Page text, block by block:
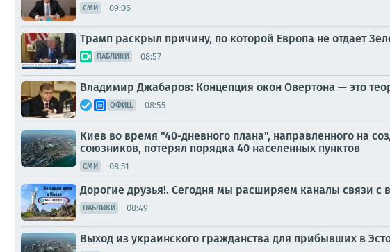
СМИ 09:06
Трамп раскрыл причину, по которой Европа не отдает
ПАБЛИКИ 08:57
Владимир Джабаров: Концепция окон Овертона — это
ОФИЦ. 08:55
Киев во время "40-дневного плана", направленного на
союзников, потерял порядка 40 населенных пунктов
СМИ 08:51
Дорогие друзья!. Сегодня мы расширяем каналы связи с
ПАБЛИКИ 08:49
Выход из украинского гражданства для прибывших в